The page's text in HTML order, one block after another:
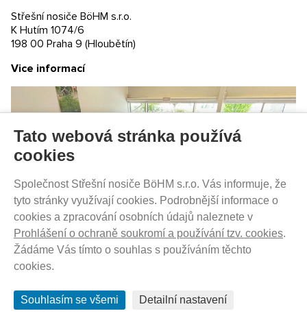
Kontakty
Ochrana soukromí
SLEDUJTE NÁS NA SOCIÁLNÍCH SÍTÍCH
PRODEJ NA SPLÁTKY
© 2012 - 2026 ProdejnaTH
Tato webová stránka používá
cookies
Společnost Střešní nosiče BöHM s.r.o. Vás informuje, že
tyto stránky využívají cookies. Podrobnější informace o
cookies a zpracování osobních údajů naleznete v
Prohlášení o ochraně soukromí a používání tzv. cookies.
Žádáme Vás tímto o souhlas s používáním těchto
cookies.
Souhlasím se všemi Detailní nastavení
Střešní nosiče BöHM s.r.o.
K Hutím 1074/6
198 00 Praha 9 (Hloubětín)
Vice informací